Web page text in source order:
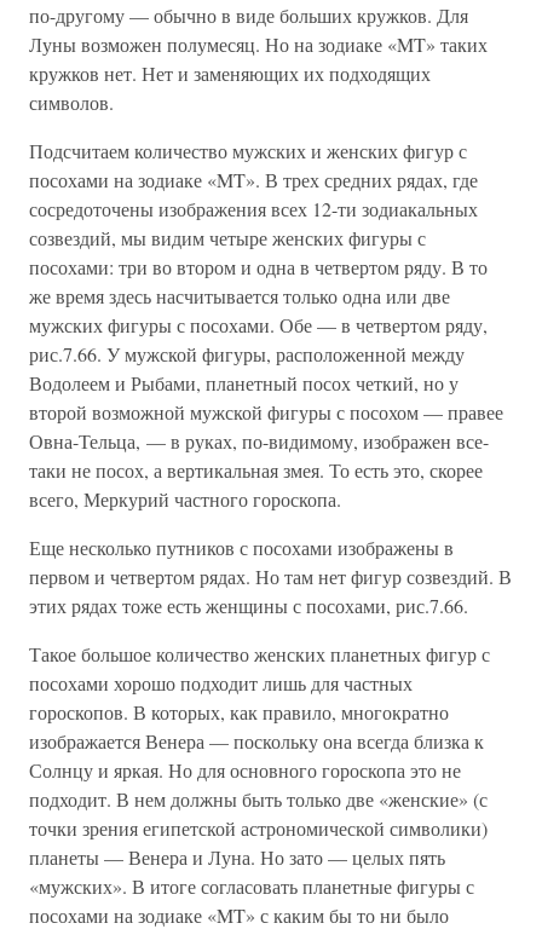
по-другому — обычно в виде больших кружков. Для
Луны возможен полумесяц. Но на зодиаке «MT» таких
кружков нет. Нет и заменяющих их подходящих
символов.
Подсчитаем количество мужских и женских фигур с
посохами на зодиаке «MT». В трех средних рядах, где
сосредоточены изображения всех 12-ти зодиакальных
созвездий, мы видим четыре женских фигуры с
посохами: три во втором и одна в четвертом ряду. В то
же время здесь насчитывается только одна или две
мужских фигуры с посохами. Обе — в четвертом ряду,
рис.7.66. У мужской фигуры, расположенной между
Водолеем и Рыбами, планетный посох четкий, но у
второй возможной мужской фигуры с посохом — правее
Овна-Тельца, — в руках, по-видимому, изображен все-
таки не посох, а вертикальная змея. То есть это, скорее
всего, Меркурий частного гороскопа.
Еще несколько путников с посохами изображены в
первом и четвертом рядах. Но там нет фигур созвездий. В
этих рядах тоже есть женщины с посохами, рис.7.66.
Такое большое количество женских планетных фигур с
посохами хорошо подходит лишь для частных
гороскопов. В которых, как правило, многократно
изображается Венера — поскольку она всегда близка к
Солнцу и яркая. Но для основного гороскопа это не
подходит. В нем должны быть только две «женские» (с
точки зрения египетской астрономической символики)
планеты — Венера и Луна. Но зато — целых пять
«мужских». В итоге согласовать планетные фигуры с
посохами на зодиаке «MT» с каким бы то ни было